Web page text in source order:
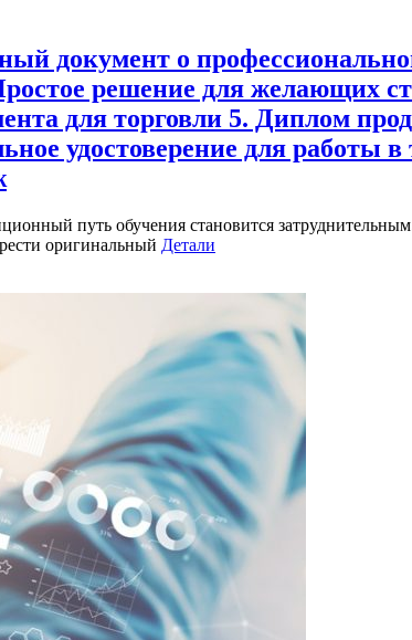
документ о
решение для желающих
для торговли 5. Диплом
удостоверение для работы
путь обучения становится
оригинальный Детали